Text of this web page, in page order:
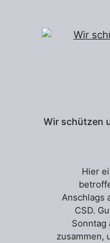
Wir schützen
Hier
Anschlags
CSD.
Sonntag
zusammen,